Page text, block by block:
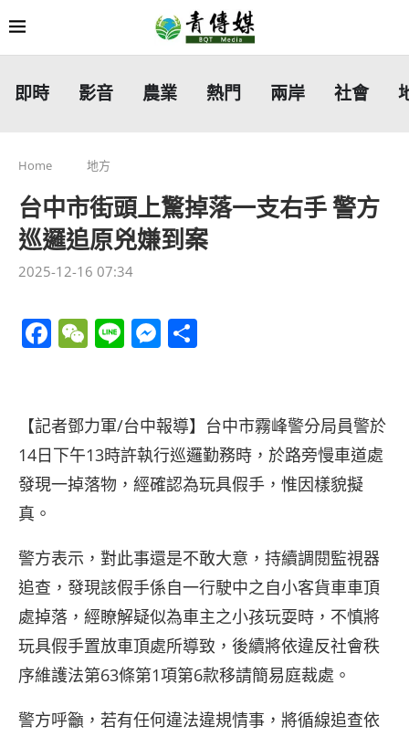
即時 影音 農業 熱門 兩岸 社會
Home 地方
台中市街頭上驚掉落一支右手 警方
巡邏追原兇嫌到案
2025-12-16 07:34
Facebook
WeChat
LineMessenger
【記者鄧力軍/台中報導】台中市霧峰警分局員警於
14日下午13時許執行巡邏勤務時，於路旁慢車道處
發現一掉落物，經確認為玩具假手，惟因樣貌擬
真。
警方表示，對此事還是不敢大意，持續調閱監視器
追查，發現該假手係自一行駛中之自小客貨車車頂
處掉落，經瞭解疑似為車主之小孩玩耍時，不慎將
玩具假手置放車頂處所導致，後續將依違反社會秩
序維護法第63條第1項第6款移請簡易庭裁處。
警方呼籲，若有任何違法違規情事，將循線追查依